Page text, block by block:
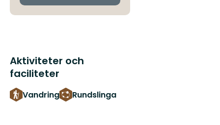
Aktiviteter och
faciliteter
Vandring Rundslinga